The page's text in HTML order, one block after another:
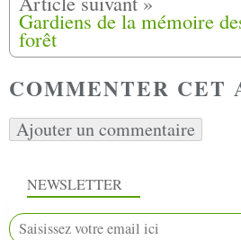
Gardiens de la mémoire
forêt
COMMENTER CET
Ajouter un commentaire
NEWSLETTER